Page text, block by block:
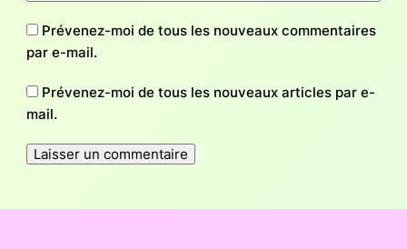
Prévenez-moi de tous les nouveaux commentaires
par e-mail.
Prévenez-moi de tous les nouveaux articles par e-
mail.